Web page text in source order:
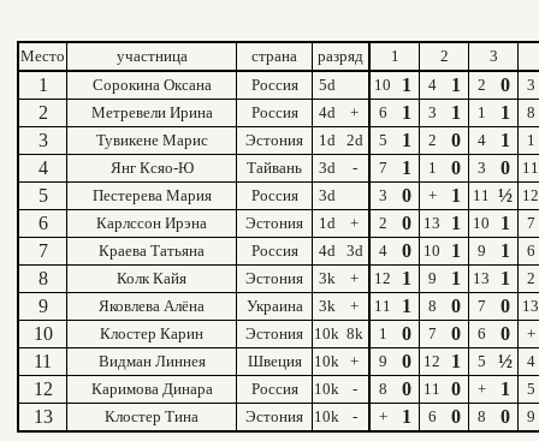
Место участница страна разряд 1 2 3
1 Сорокина Оксана Россия 5d 10 1 4 1 2 0 3
2 Метревели Ирина Россия 4d + 6 1 3 1 1 1 8
3 Тувикене Марис Эстония 1d 2d 5 1 2 0 4 1 1
4 Янг Ксяо-Ю Тайвань 3d - 7 1 1 0 3 0 11
5 Пестерева Мария Россия 3d 3 0 + 1 11 ½ 12
6 Карлссон Ирэна Эстония 1d + 2 0 13 1 10 1 7
7 Краева Татьяна Россия 4d 3d 4 0 10 1 9 1 6
8 Колк Кайя Эстония 3k + 12 1 9 1 13 1 2
9 Яковлева Алёна Украина 3k + 11 1 8 0 7 0 13
10 Клостер Карин Эстония 10k 8k 1 0 7 0 6 0 +
11 Видман Линнея Швеция 10k + 9 0 12 1 5 ½ 4
12 Каримова Динара Россия 10k - 8 0 11 0 + 1 5
13 Клостер Тина Эстония 10k - + 1 6 0 8 0 9